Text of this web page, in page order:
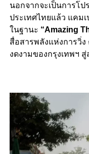
นอกจากจะเป็นการโ
ประเทศไทยแล้ว แคม
ในฐานะ “Amazing
สื่อสารพลังแห่งการวิ่
งดงามของกรุงเทพฯ